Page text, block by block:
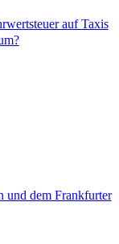
auf Taxis
und dem Frankfurter